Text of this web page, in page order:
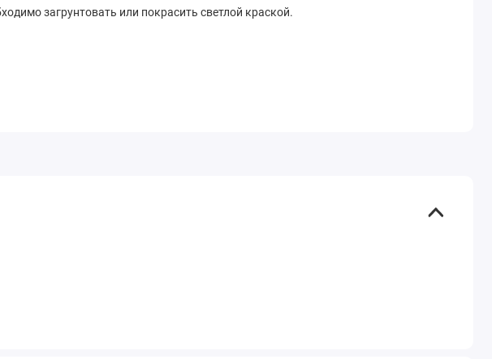
загрунтовать или покрасить светлой краской.